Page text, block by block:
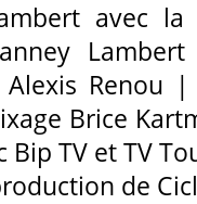
avec
Renou
Brice
TV et TV
de